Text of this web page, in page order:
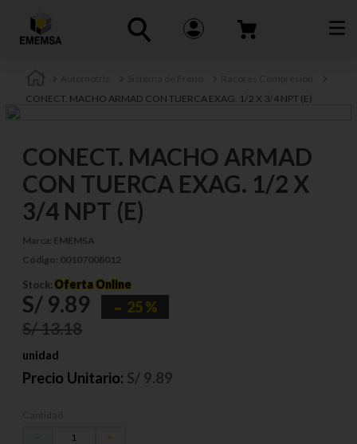
CONECT. MACHO ARMAD CON TUERCA EXAG. 1/2 X 3/4 NPT (E)
CONECT. MACHO ARMAD
CON TUERCA EXAG. 1/2 X
3/4 NPT (E)
Marca: EMEMSA
Código: 00107008012
Stock: Oferta Online
S/ 9.89 25 %
S/13.18
unidad
Precio Unitario: S/ 9.89
＋